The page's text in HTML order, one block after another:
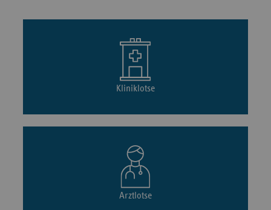
Kliniklotse
Arztlotse